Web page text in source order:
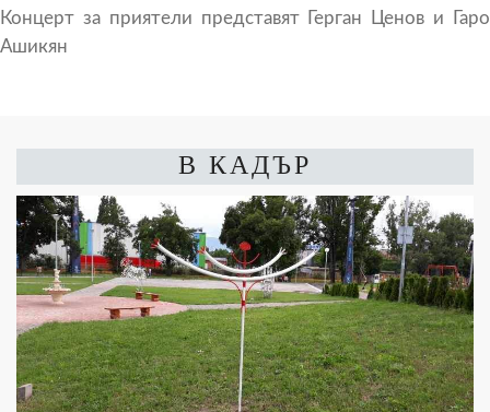
Концерт за приятели представят Герган Ценов и Гаро
Ашикян
В КАДЪР